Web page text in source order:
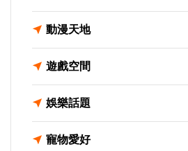
動漫天地
遊戲空間
娛樂話題
寵物愛好